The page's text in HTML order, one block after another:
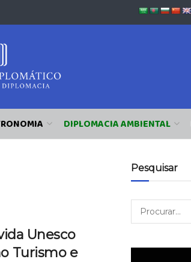
DIPLOMACIA AMBIENTAL
Unesco
Turismo e
Pesquisar